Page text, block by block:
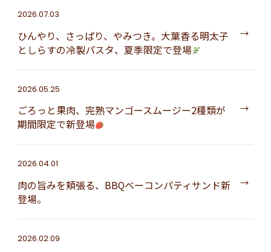
2026.07.03
ひんやり、さっぱり、やみつき。大葉香る明太子
としらすの冷製パスタ、夏季限定で登場
2026.05.25
ごろっと果肉、完熟マンゴースムージー2種類が
期間限定で新登場
2026.04.01
肉の旨みを頬張る、BBQベーコンパティサンド新
登場。
2026.02.09